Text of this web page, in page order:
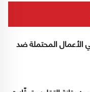
الأعمال المحتملة ضد